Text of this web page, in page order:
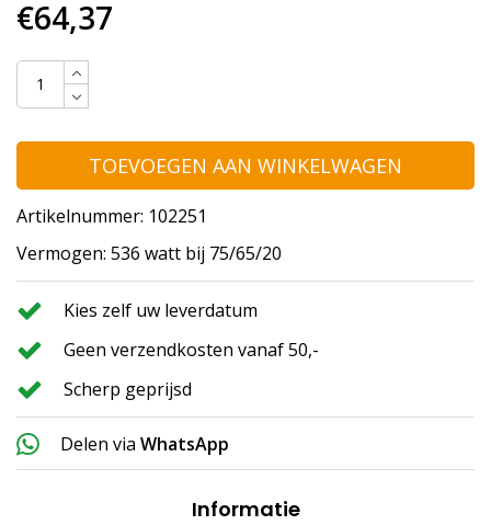
€64,37
TOEVOEGEN AAN WINKELWAGEN
Artikelnummer: 102251
Vermogen: 536 watt bij 75/65/20
Kies zelf uw leverdatum
Geen verzendkosten vanaf 50,-
Scherp geprijsd
Delen via WhatsApp
Informatie